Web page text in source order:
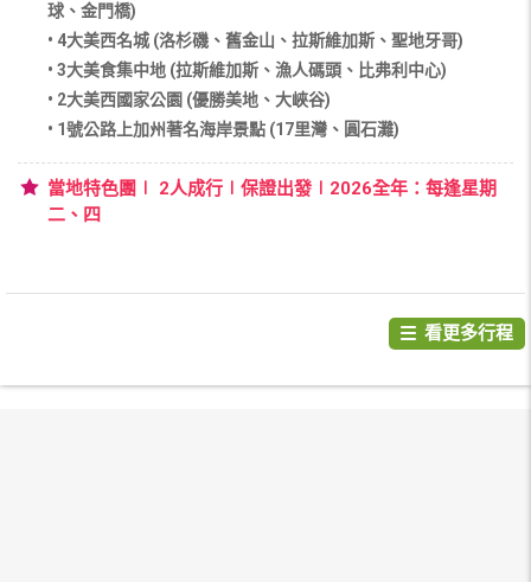
球、金門橋)
• 4大美西名城 (洛杉磯、舊金山、拉斯維加斯、聖地牙哥)
• 3大美食集中地 (拉斯維加斯、漁人碼頭、比弗利中心)
• 2大美西國家公園 (優勝美地、大峽谷)
• 1號公路上加州著名海岸景點 (17里灣、圓石灘)
當地特色團∣ 2人成行∣保證出發∣2026全年：每逢星期
二、四
看更多行程